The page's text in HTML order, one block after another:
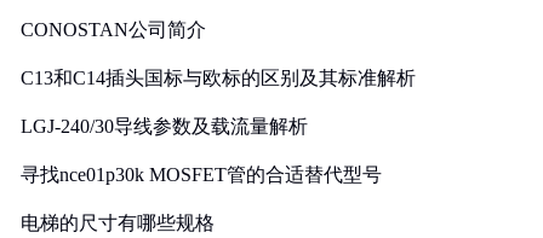
CONOSTAN公司简介
C13和C14插头国标与欧标的区别及其标准解析
LGJ-240/30导线参数及载流量解析
寻找nce01p30k MOSFET管的合适替代型号
电梯的尺寸有哪些规格